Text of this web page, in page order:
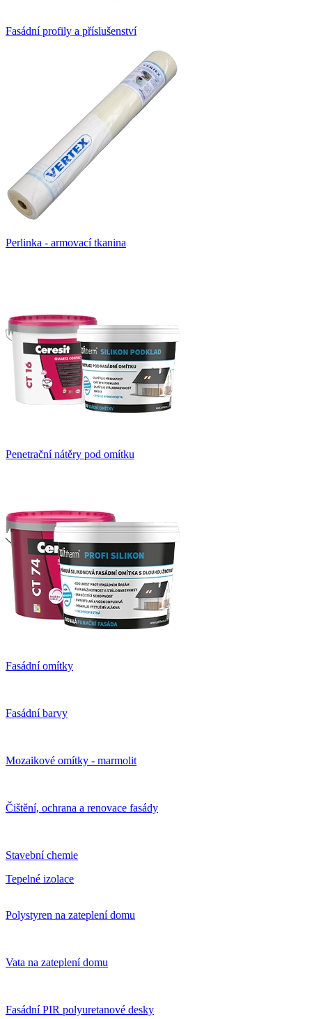
Fasádní profily a příslušenství
Perlinka - armovací tkanina
Penetrační nátěry pod omítku
Fasádní omítky
Fasádní barvy
Mozaikové omítky - marmolit
Čištění, ochrana a renovace fasády
Stavební chemie
Tepelné izolace
Polystyren na zateplení domu
Vata na zateplení domu
Fasádní PIR polyuretanové desky